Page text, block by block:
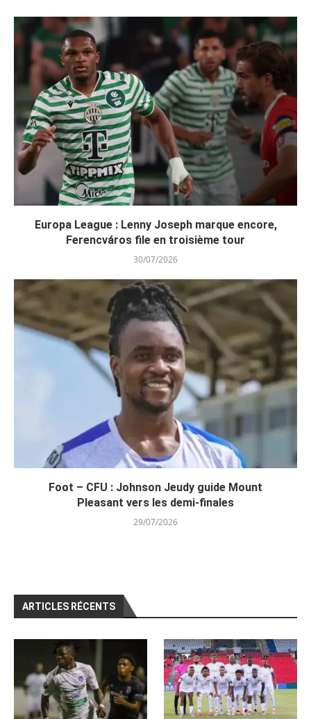
Europa League : Lenny Joseph marque encore,
Ferencváros file en troisième tour
30/07/2026
Foot – CFU : Johnson Jeudy guide Mount
Pleasant vers les demi-finales
29/07/2026
ARTICLES RÉCENTS